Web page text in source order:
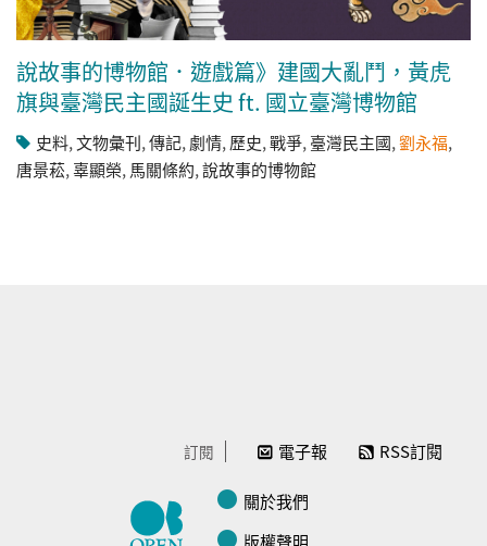
說故事的博物館．遊戲篇》建國大亂鬥，黃虎
旗與臺灣民主國誕生史 ft. 國立臺灣博物館
史料,文物彙刊,傳記, 劇情, 歷史,戰爭, 臺灣民主國,劉永福,
唐景菘,辜顯榮, 馬關條約,說故事的博物館
訂閱 電子報 RSS訂閱
關於我們
版權聲明